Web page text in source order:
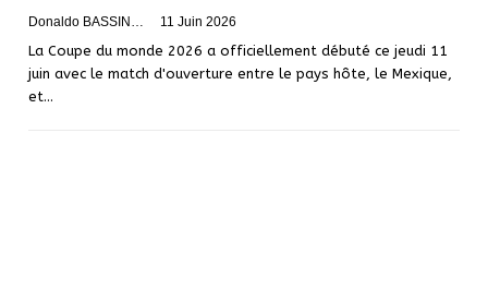
Donaldo BASSINGA 11 Juin 2026
La Coupe du monde 2026 a officiellement débuté ce jeudi 11
juin avec le match d'ouverture entre le pays hôte, le Mexique,
et…